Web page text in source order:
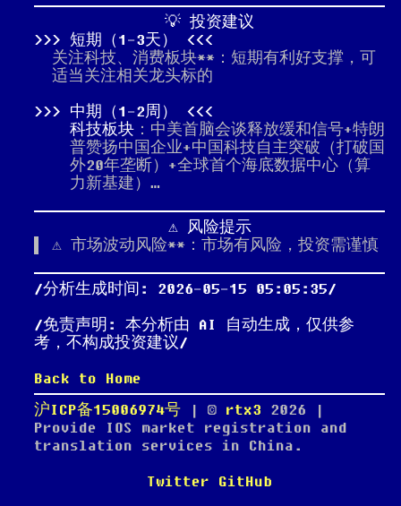
💡 投资建议
短期（1-3天）
关注科技、消费板块**：短期有利好支撑，可
适当关注相关龙头标的
中期（1-2周）
科技板块 ：中美首脑会谈释放缓和信号+特朗
普赞扬中国企业+中国科技自主突破（打破国
外20年垄断）+全球首个海底数据中心（算
力新基建）…
⚠️ 风险提示
⚠️ 市场波动风险**：市场有风险，投资需谨慎
分析生成时间: 2026-05-15 05:05:35
免责声明: 本分析由 AI 自动生成，仅供参
考，不构成投资建议
Back to Home
沪ICP备15006974号 | © rtx3 2026 |
Provide IOS market registration and
translation services in China.
Twitter GitHub